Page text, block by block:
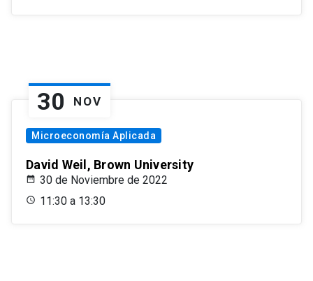
30 NOV
Microeconomía Aplicada
David Weil, Brown University
30 de Noviembre de 2022
11:30 a 13:30